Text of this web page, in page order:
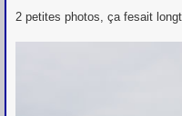
a
2 petites photos, ça fesait